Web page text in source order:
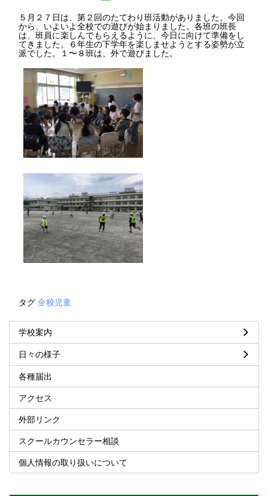
５月２７日は、第２回のたてわり班活動がありました。今回
から、いよいよ全校での遊びが始まりました。各班の班長
は、班員に楽しんでもらえるように、今日に向けて準備をし
てきました。６年生の下学年を楽しませようとする姿勢が立
派でした。１〜８班は、外で遊びました。
タグ 全校児童
学校案内
日々の様子
各種届出
アクセス
外部リンク
スクールカウンセラー相談
個人情報の取り扱いについて